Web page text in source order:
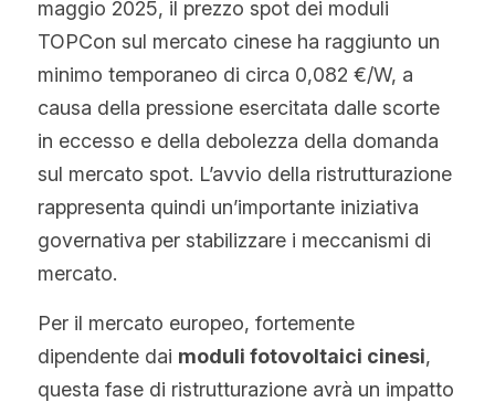
maggio 2025, il prezzo spot dei moduli
TOPCon sul mercato cinese ha raggiunto un
minimo temporaneo di circa 0,082 €/W, a
causa della pressione esercitata dalle scorte
in eccesso e della debolezza della domanda
sul mercato spot. L’avvio della ristrutturazione
rappresenta quindi un’importante iniziativa
governativa per stabilizzare i meccanismi di
mercato.
Per il mercato europeo, fortemente
dipendente dai moduli fotovoltaici cinesi,
questa fase di ristrutturazione avrà un impatto